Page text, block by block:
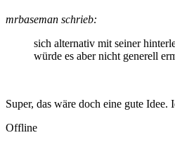
mrbaseman schrieb:
sich alternativ mit seiner
würde es aber nicht generell
Super, das wäre doch eine gute
Offline